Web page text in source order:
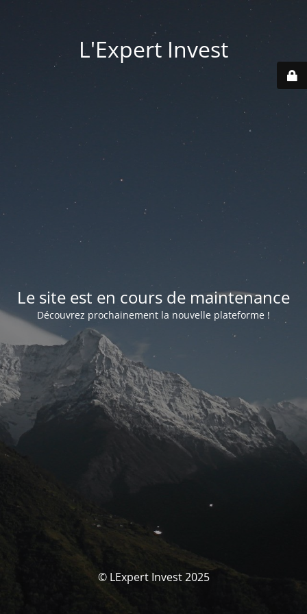
L'Expert Invest
Le site est en cours de maintenance
Découvrez prochainement la nouvelle plateforme !
© LExpert Invest 2025